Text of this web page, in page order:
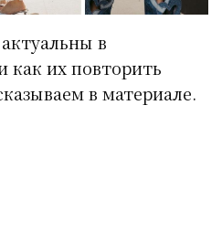
в
как их повторить
в материале.